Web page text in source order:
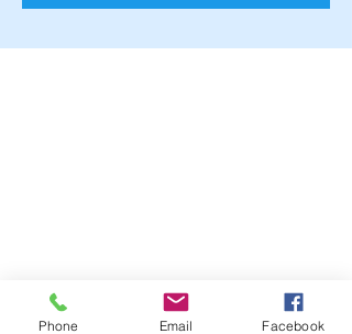
Phone Email Facebook